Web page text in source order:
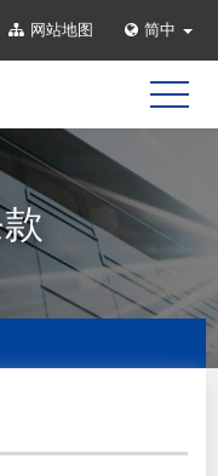
网站地图 简中